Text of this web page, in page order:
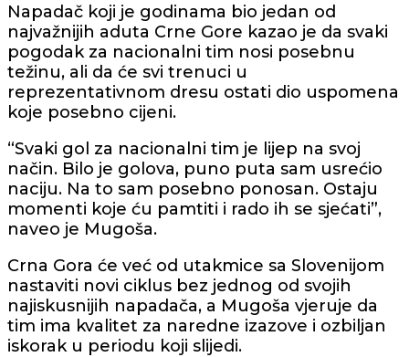
Napadač koji je godinama bio jedan od
najvažnijih aduta Crne Gore kazao je da svaki
pogodak za nacionalni tim nosi posebnu
težinu, ali da će svi trenuci u
reprezentativnom dresu ostati dio uspomena
koje posebno cijeni.
“Svaki gol za nacionalni tim je lijep na svoj
način. Bilo je golova, puno puta sam usrećio
naciju. Na to sam posebno ponosan. Ostaju
momenti koje ću pamtiti i rado ih se sjećati”,
naveo je Mugoša.
Crna Gora će već od utakmice sa Slovenijom
nastaviti novi ciklus bez jednog od svojih
najiskusnijih napadača, a Mugoša vjeruje da
tim ima kvalitet za naredne izazove i ozbiljan
iskorak u periodu koji slijedi.